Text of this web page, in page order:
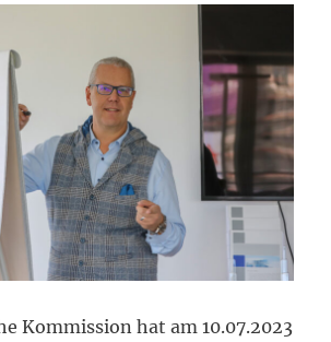
Kommission hat am 10.07.2023